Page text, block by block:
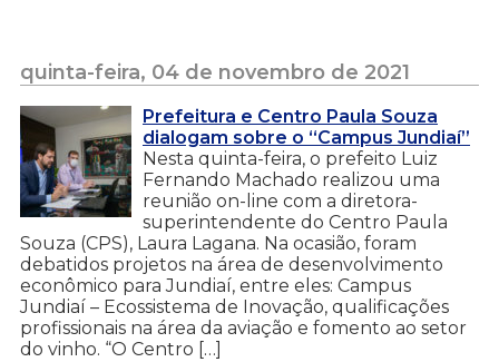
quinta-feira, 04 de novembro de 2021
Prefeitura e Centro Paula Souza
dialogam sobre o “Campus Jundiaí”
Nesta quinta-feira, o prefeito Luiz
Fernando Machado realizou uma
reunião on-line com a diretora-
superintendente do Centro Paula
Souza (CPS), Laura Lagana. Na ocasião, foram
debatidos projetos na área de desenvolvimento
econômico para Jundiaí, entre eles: Campus
Jundiaí – Ecossistema de Inovação, qualificações
profissionais na área da aviação e fomento ao setor
do vinho. “O Centro […]